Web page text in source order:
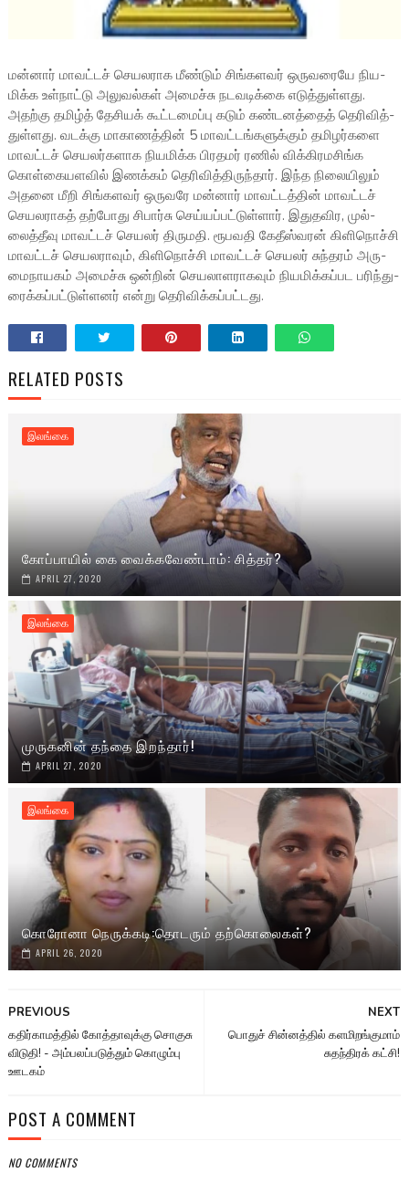
மன்­னார் மாவட்­டச் செய­ல­ராக மீண்டும் சிங்களவர் ஒருவரையே நிய­
மிக்க உள்­நாட்டு அலு­வல்­கள் அமைச்சு நட­வ­டிக்கை எடுத்­துள்­ளது.
அதற்கு தமிழ்த் தேசி­யக் கூட்­ட­மைப்பு கடும் கண்­ட­னத்­தைத் தெரி­வித்­
துள்­ளது. வடக்கு மாகா­ணத்­தின் 5 மாவட்­டங்­க­ளுக்­கும் தமி­ழர்­களை
மாவட்­டச் செய­லர்­க­ளாக நிய­மிக்­க பிரதமர் ரணில் விக்கிரமசிங்க
கொள்­கை­ய­ள­வில் இணக்­கம் தெரி­வித்­தி­ருந்­தார். இந்த நிலை­யி­லும்
அதனை மீறி சிங்களவர் ஒரு­வரே மன்­னார் மாவட்­டத்­தின் மாவட்­டச்
செய­ல­ரா­கத் தற்­போது சிபார்சு செய்­யப்­பட்­டுள்­ளார். இது­த­விர, முல்­
லைத்­தீவு மாவட்­டச் செய­லர் திரு­மதி. ரூப­வதி கேதீஸ்­வ­ரன் கிளி­நொச்சி
மாவட்­டச் செய­ல­ரா­வும், கிளி­நொச்சி மாவட்­டச் செய­லர் சுந்­த­ரம் அரு­
மை­நா­ய­கம் அமைச்சு ஒன்­றின் செய­லா­ள­ரா­க­வும் நிய­மிக்­கப்­பட பரிந்­து­
ரைக்­கப்­பட்­டுள்­ள­னர் என்று தெரி­விக்­கப்­பட்­டது.
RELATED POSTS
இலங்கை
கோப்பாயில் கை வைக்கவேண்டாம்: சித்தர்?
APRIL 27, 2020
இலங்கை
முருகனின் தந்தை இறந்தார்!
APRIL 27, 2020
இலங்கை
கொரோனா நெருக்கடி:தொடரும் தற்கொலைகள்?
APRIL 26, 2020
NEXT
பொதுச் சின்னத்தில் களமிறங்குமாம்
சுதந்திரக் கட்சி!
PREVIOUS
கதிர்காமத்தில் கோத்தாவுக்கு சொகுசு
விடுதி! - அம்பலப்படுத்தும் கொழும்பு
ஊடகம்
POST A COMMENT
NO COMMENTS